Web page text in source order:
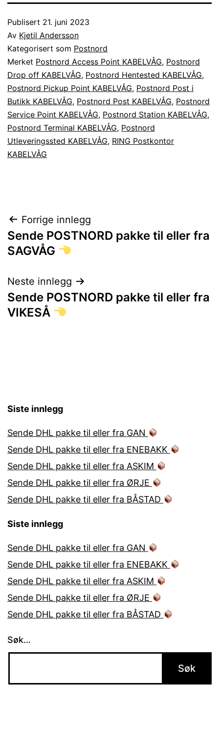
Publisert 21. juni 2023
Av Kjetil Andersson
Kategorisert som Postnord
Merket Postnord Access Point KABELVÅG, Postnord
Drop off KABELVÅG, Postnord Hentested KABELVÅG,
Postnord Pickup Point KABELVÅG, Postnord Post i
Butikk KABELVÅG, Postnord Post KABELVÅG, Postnord
Service Point KABELVÅG, Postnord Station KABELVÅG,
Postnord Terminal KABELVÅG, Postnord
Utleveringssted KABELVÅG, RING Postkontor
KABELVÅG
Innleggsnavigasjon
Forrige innlegg
Sende POSTNORD pakke til eller fra
SAGVÅG
Neste innlegg
Sende POSTNORD pakke til eller fra
VIKESÅ
Siste innlegg
Sende DHL pakke til eller fra GAN
Sende DHL pakke til eller fra ENEBAKK
Sende DHL pakke til eller fra ASKIM
Sende DHL pakke til eller fra ØRJE
Sende DHL pakke til eller fra BÅSTAD
Siste innlegg
Sende DHL pakke til eller fra GAN
Sende DHL pakke til eller fra ENEBAKK
Sende DHL pakke til eller fra ASKIM
Sende DHL pakke til eller fra ØRJE
Sende DHL pakke til eller fra BÅSTAD
Søk…